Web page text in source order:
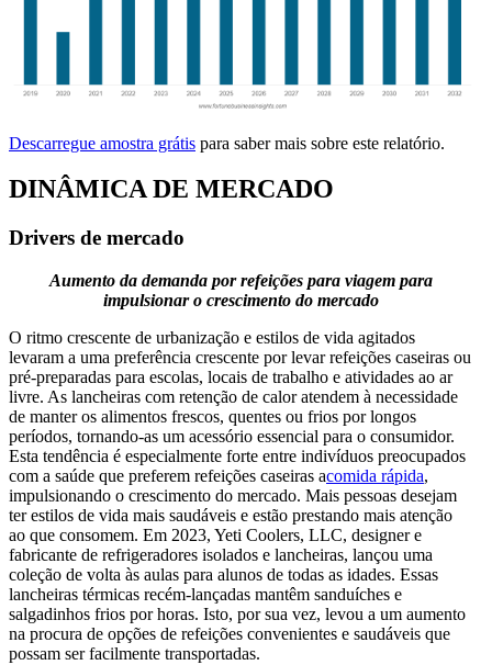
Descarregue amostra grátis para saber mais sobre este relatório.
DINÂMICA DE MERCADO
Drivers de mercado
Aumento da demanda por refeições para viagem para
impulsionar o crescimento do mercado
O ritmo crescente de urbanização e estilos de vida agitados
levaram a uma preferência crescente por levar refeições caseiras ou
pré-preparadas para escolas, locais de trabalho e atividades ao ar
livre. As lancheiras com retenção de calor atendem à necessidade
de manter os alimentos frescos, quentes ou frios por longos
períodos, tornando-as um acessório essencial para o consumidor.
Esta tendência é especialmente forte entre indivíduos preocupados
com a saúde que preferem refeições caseiras acomida rápida,
impulsionando o crescimento do mercado. Mais pessoas desejam
ter estilos de vida mais saudáveis ​​e estão prestando mais atenção
ao que consomem. Em 2023, Yeti Coolers, LLC, designer e
fabricante de refrigeradores isolados e lancheiras, lançou uma
coleção de volta às aulas para alunos de todas as idades. Essas
lancheiras térmicas recém-lançadas mantêm sanduíches e
salgadinhos frios por horas. Isto, por sua vez, levou a um aumento
na procura de opções de refeições convenientes e saudáveis ​​que
possam ser facilmente transportadas.